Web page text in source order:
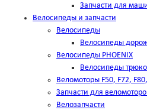
Запчасти для
Велосипеды и запчасти
Велосипеды
Велосипеды
Велосипеды PHOENIX
Велосипеды
Веломоторы F50, F72,
Запчасти для
Велозапчасти